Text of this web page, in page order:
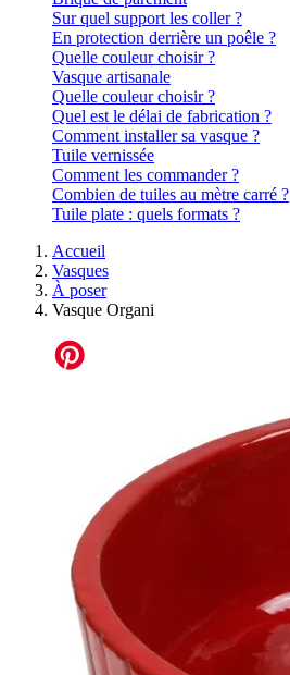
Sur quel support les coller ?
En protection derrière un poêle ?
Quelle couleur choisir ?
Vasque artisanale
Quelle couleur choisir ?
Quel est le délai de fabrication ?
Comment installer sa vasque ?
Tuile vernissée
Comment les commander ?
Combien de tuiles au mètre carré ?
Tuile plate : quels formats ?
Accueil
Vasques
À poser
Vasque Organi